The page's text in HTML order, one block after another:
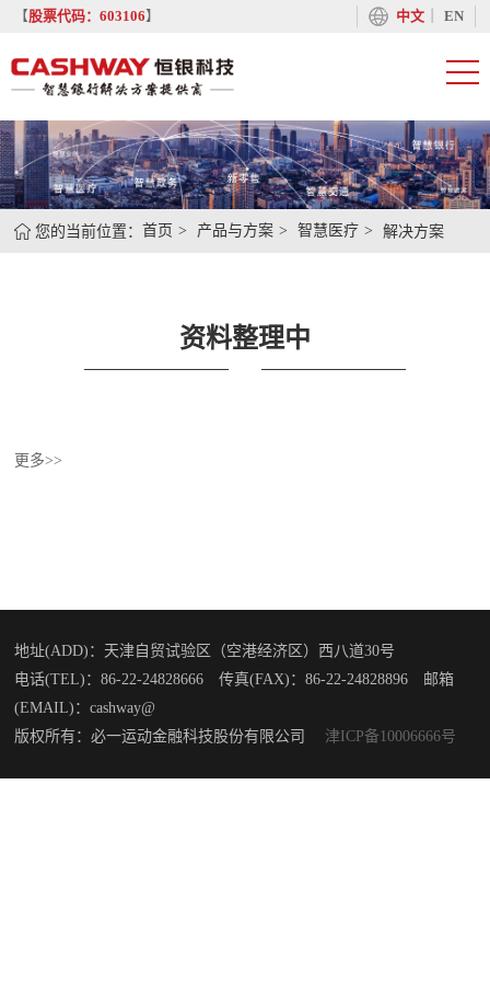
【股票代码：603106】 中文丨 EN
您的当前位置：首页 产品与方案 智慧医疗 解决方案
资料整理中
更多>>
地址(ADD)：天津自贸试验区（空港经济区）西八道30号
电话(TEL)：86-22-24828666 传真(FAX)：86-22-24828896 邮箱
(EMAIL)：cashway@
版权所有：必一运动金融科技股份有限公司
津ICP备10006666号